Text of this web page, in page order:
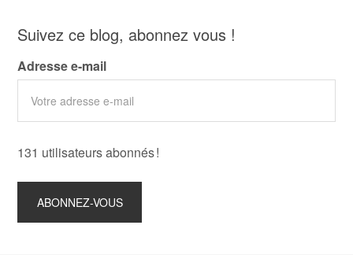
Suivez ce blog, abonnez vous !
Adresse e-mail
131 utilisateurs abonnés !